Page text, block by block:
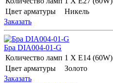
Цвет арматуры
Никель
Заказать
Бра DIA004-01-G
Количество ламп 1 Х E14 (60W)
Цвет арматуры
Золото
Заказать